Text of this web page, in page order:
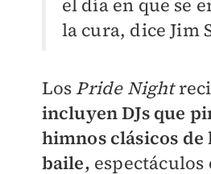
la cura, dice Jim
Los Pride Night
incluyen DJs que
himnos clásicos de
baile, espectáculos